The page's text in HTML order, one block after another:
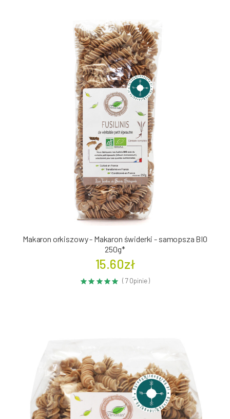
Makaron orkiszowy - Makaron świderki - samopsza BIO
250g*
15.60zł
( 7 Opinie )